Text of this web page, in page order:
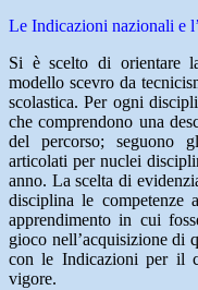
Le Indicazioni nazionali e
Si è scelto di orientare
modello scevro da
scolastica. Per ogni
che comprendono una
del percorso; seguono
articolati per nuclei
anno. La scelta di
disciplina le competenze
apprendimento in cui
gioco nell’acquisizione di
con le Indicazioni per il
vigore.